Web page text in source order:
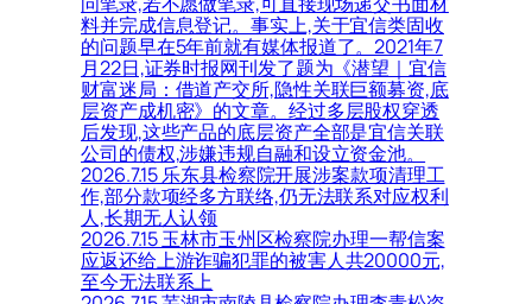
料并完成信息登记。事实上,关于宜信类固收
的问题早在5年前就有媒体报道了。2021年7
月22日,证券时报网刊发了题为《潜望｜宜信
财富迷局：借道产交所,隐性关联巨额募资,底
层资产成机密》的文章。经过多层股权穿透
后发现,这些产品的底层资产全部是宜信关联
公司的债权,涉嫌违规自融和设立资金池。
2026.7.15 乐东县检察院开展涉案款项清理工
作,部分款项经多方联络,仍无法联系对应权利
人,长期无人认领
2026.7.15 玉林市玉州区检察院办理一帮信案
应返还给上游诈骗犯罪的被害人共20000元,
至今无法联系上